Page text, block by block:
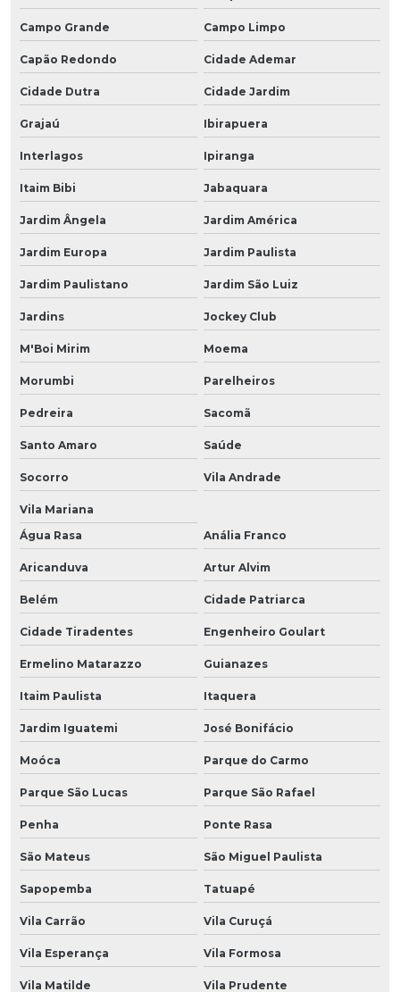
Campo Grande Campo Limpo
Capão Redondo Cidade Ademar
Cidade Dutra Cidade Jardim
Grajaú Ibirapuera
Interlagos Ipiranga
Itaim Bibi Jabaquara
Jardim Ângela Jardim América
Jardim Europa Jardim Paulista
Jardim Paulistano Jardim São Luiz
Jardins Jockey Club
M'Boi Mirim Moema
Morumbi Parelheiros
Pedreira Sacomã
Santo Amaro Saúde
Socorro Vila Andrade
Vila Mariana
Água Rasa
Anália Franco
Aricanduva Artur Alvim
Belém Cidade Patriarca
Cidade Tiradentes Engenheiro Goulart
Ermelino Matarazzo Guianazes
Itaim Paulista Itaquera
Jardim Iguatemi José Bonifácio
Moóca Parque do Carmo
Parque São Lucas Parque São Rafael
Penha Ponte Rasa
São Mateus São Miguel Paulista
Sapopemba Tatuapé
Vila Carrão Vila Curuçá
Vila Esperança Vila Formosa
Vila Matilde
Vila Prudente